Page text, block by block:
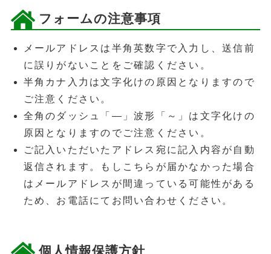
フォームの注意事項
メールアドレスは半角英数字で入力し、送信前
に誤りがないことをご確認ください。
半角カナ入力は文字化けの原因となりますので
ご注意ください。
全角のダッシュ「―」波形「～」は文字化けの
原因となりますのでご注意ください。
ご記入いただいたアドレス宛に記入内容が自動
返信されます。もしこちらが届かなかった場合
はメールアドレスが間違っている可能性がある
ため、お電話にてお問い合わせください。
個人情報保護方針